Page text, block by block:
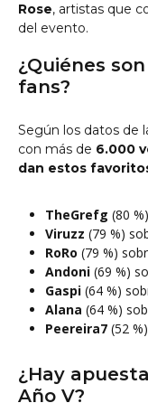
Rose, artistas que
del evento.
¿Quiénes
fans?
Según los datos de
con más de 6.000
dan estos
TheGrefg (80
Viruzz (79 %)
RoRo (79 %)
Andoni (69 %)
Gaspi (64 %)
Alana (64 %)
Peereira7 (52
¿Hay
Año V?